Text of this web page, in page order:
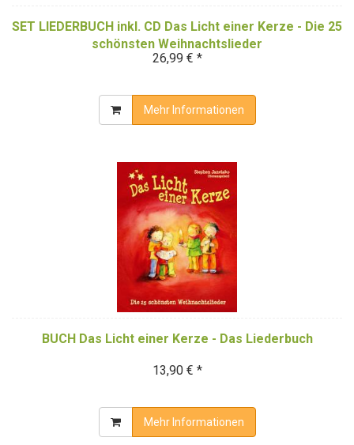
SET LIEDERBUCH inkl. CD Das Licht einer Kerze - Die 25
schönsten Weihnachtslieder
26,99 € *
Mehr Informationen
BUCH Das Licht einer Kerze - Das Liederbuch
13,90 € *
Mehr Informationen